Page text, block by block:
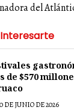
del
Interesarte
de $570
DE JUNIO DE 2026